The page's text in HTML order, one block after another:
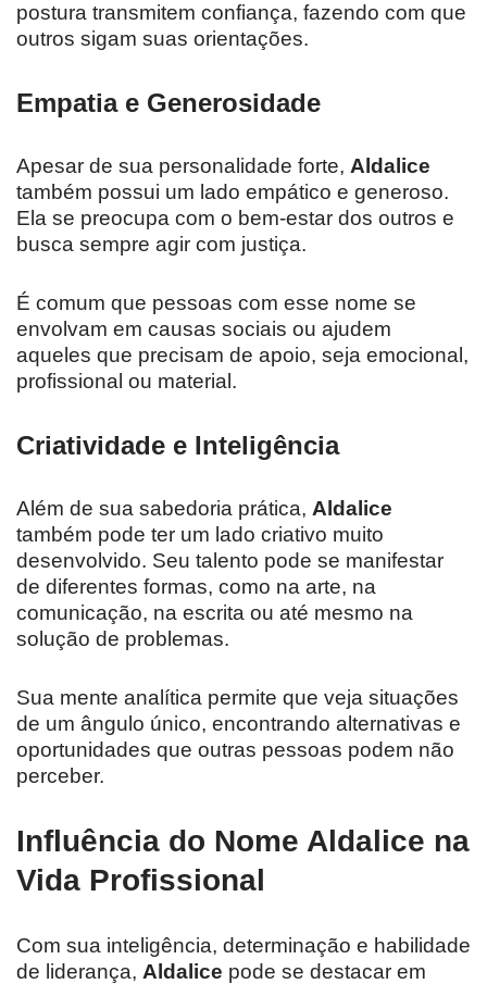
postura transmitem confiança, fazendo com que
outros sigam suas orientações.
Empatia e Generosidade
Apesar de sua personalidade forte, Aldalice
também possui um lado empático e generoso.
Ela se preocupa com o bem-estar dos outros e
busca sempre agir com justiça.
É comum que pessoas com esse nome se
envolvam em causas sociais ou ajudem
aqueles que precisam de apoio, seja emocional,
profissional ou material.
Criatividade e Inteligência
Além de sua sabedoria prática, Aldalice
também pode ter um lado criativo muito
desenvolvido. Seu talento pode se manifestar
de diferentes formas, como na arte, na
comunicação, na escrita ou até mesmo na
solução de problemas.
Sua mente analítica permite que veja situações
de um ângulo único, encontrando alternativas e
oportunidades que outras pessoas podem não
perceber.
Influência do Nome Aldalice na
Vida Profissional
Com sua inteligência, determinação e habilidade
de liderança, Aldalice pode se destacar em